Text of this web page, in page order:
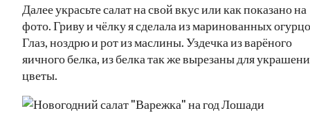
Далее украсьте салат на свой вкус или как показано на
фото. Гриву и чёлку я сделала из маринованных
Глаз, ноздрю и рот из маслины. Уздечка из варёного
яичного белка, из белка так же вырезаны для
цветы.